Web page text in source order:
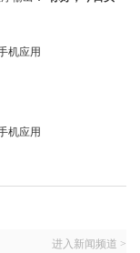
进入新闻频道 >